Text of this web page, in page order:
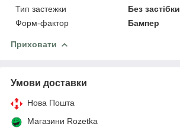
Тип застежки
Без застібки
Форм-фактор
Бампер
Приховати
Умови доставки
Нова Пошта
Магазини Rozetka